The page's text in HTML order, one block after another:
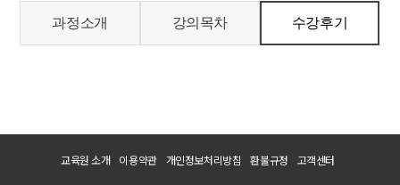
과정소개 강의목차 수강후기
교육원 소개 이용약관 개인정보처리방침 환불규정 고객센터